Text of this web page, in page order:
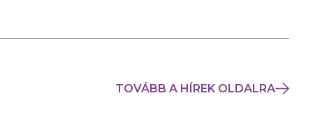
TOVÁBB A HÍREK OLDALRA